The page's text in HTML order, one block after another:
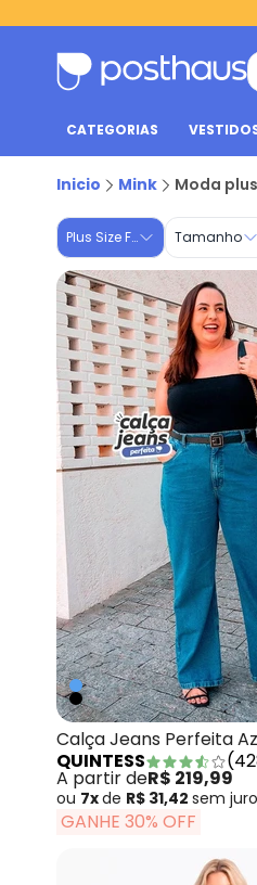
CATEGORIAS
Inicio Mink Moda
Plus Size FemininoTamanho
Calça Jeans Perfeita
QUINTESS
(
A partir deR$ 219,99
ou 7xde R$ 31,42 sem
GANHE 30% OFF